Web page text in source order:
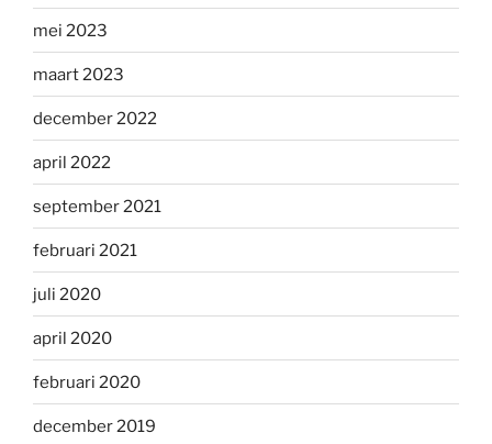
mei 2023
maart 2023
december 2022
april 2022
september 2021
februari 2021
juli 2020
april 2020
februari 2020
december 2019